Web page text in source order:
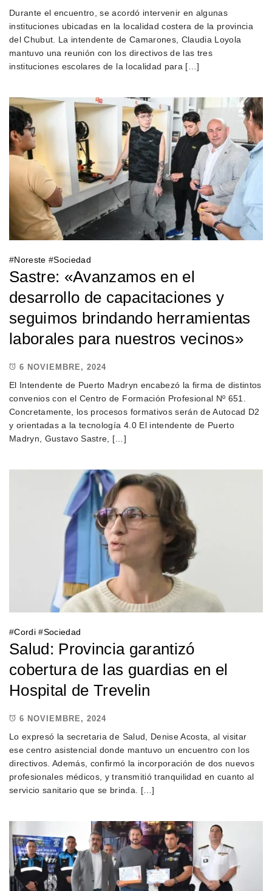
Durante el encuentro, se acordó intervenir en algunas
instituciones ubicadas en la localidad costera de la provincia
del Chubut. La intendente de Camarones, Claudia Loyola
mantuvo una reunión con los directivos de las tres
instituciones escolares de la localidad para […]
#Noreste #Sociedad
Sastre: «Avanzamos en el
desarrollo de capacitaciones y
seguimos brindando herramientas
laborales para nuestros vecinos»
6 NOVIEMBRE, 2024
El Intendente de Puerto Madryn encabezó la firma de distintos
convenios con el Centro de Formación Profesional Nº 651.
Concretamente, los procesos formativos serán de Autocad D2
y orientadas a la tecnología 4.0 El intendente de Puerto
Madryn, Gustavo Sastre, […]
#Cordi #Sociedad
Salud: Provincia garantizó
cobertura de las guardias en el
Hospital de Trevelin
6 NOVIEMBRE, 2024
Lo expresó la secretaria de Salud, Denise Acosta, al visitar
ese centro asistencial donde mantuvo un encuentro con los
directivos. Además, confirmó la incorporación de dos nuevos
profesionales médicos, y transmitió tranquilidad en cuanto al
servicio sanitario que se brinda. […]